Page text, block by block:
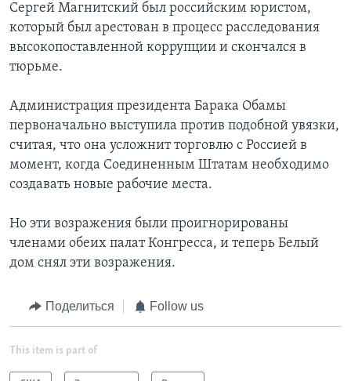
Сергей Магнитский был российским юристом,
который был арестован в процесс расследования
высокопоставленной коррупции и скончался в
тюрьме.
Администрация президента Барака Обамы
первоначально выступила против подобной увязки,
считая, что она усложнит торговлю с Россией в
момент, когда Соединенным Штатам необходимо
создавать новые рабочие места.
Но эти возражения были проигнорированы
членами обеих палат Конгресса, и теперь Белый
дом снял эти возражения.
Поделиться Follow us
This item is part of